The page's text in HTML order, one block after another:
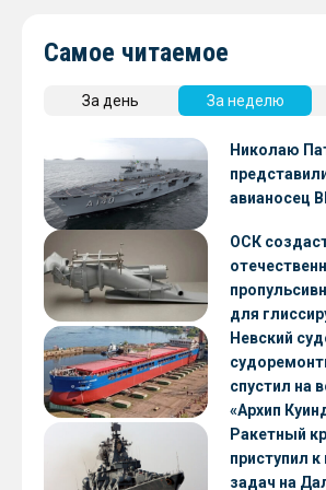
Самое читаемое
За день За неделю
Николаю
авианосец
ОСК
для
скоростных
малой
Невский
спустил на
«Архип
RSD59
Ракетный
приступил
задач на